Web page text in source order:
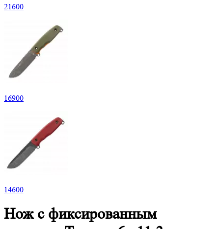
21600
16900
14600
Нож с фиксированным